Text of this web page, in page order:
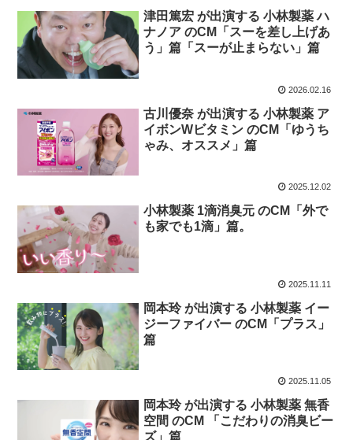
津田篤宏 が出演する 小林製薬 ハ
ナノア のCM「スーを差し上げあ
う」篇「スーが止まらない」篇
2026.02.16
古川優奈 が出演する 小林製薬 ア
イボンWビタミン のCM「ゆうち
ゃみ、オススメ」篇
2025.12.02
小林製薬 1滴消臭元 のCM「外で
も家でも1滴」篇。
2025.11.11
岡本玲 が出演する 小林製薬 イー
ジーファイバー のCM「プラス」
篇
2025.11.05
岡本玲 が出演する 小林製薬 無香
空間 のCM 「こだわりの消臭ビー
ズ」篇